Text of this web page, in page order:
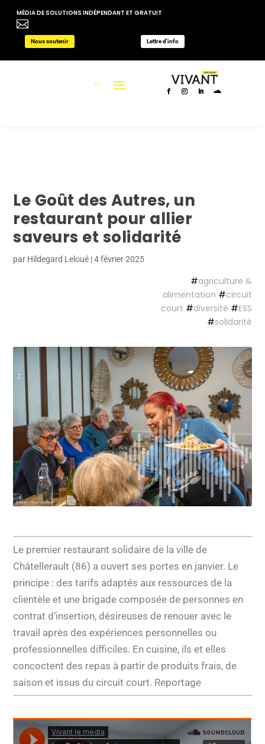
MÉDIA DE SOLUTIONS INDÉPENDANT ET GRATUIT

Nous soutenir Lettre d'info
Le Goût des Autres, un
restaurant pour allier
saveurs et solidarité
par Hildegard Leloué |4 février 2025
#agriculture &
alimentation #circuit
court #diversité #ESS
#solidarité
Le premier restaurant solidaire de la ville de
Châtellerault (86) a ouvert ses portes en janvier. Le
principe : des tarifs adaptés aux ressources de la
clientèle et une brigade composée de personnes en
contrat d’insertion, désireuses de renouer avec le
travail après des expériences personnelles ou
professionnelles difficiles. En cuisine, ils et elles
concoctent des repas à partir de produits frais, de
saison et issus du circuit court. Reportage